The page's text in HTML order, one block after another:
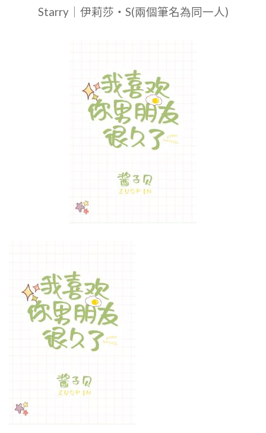
Starry｜伊莉莎・S(兩個筆名為同一人)